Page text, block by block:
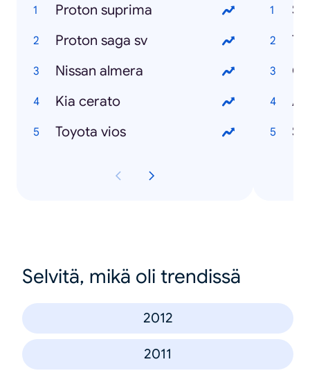
Proton suprima
Proton saga sv
Nissan almera
Kia cerato
Toyota vios
Selvitä, mikä oli trendissä
2012
2011